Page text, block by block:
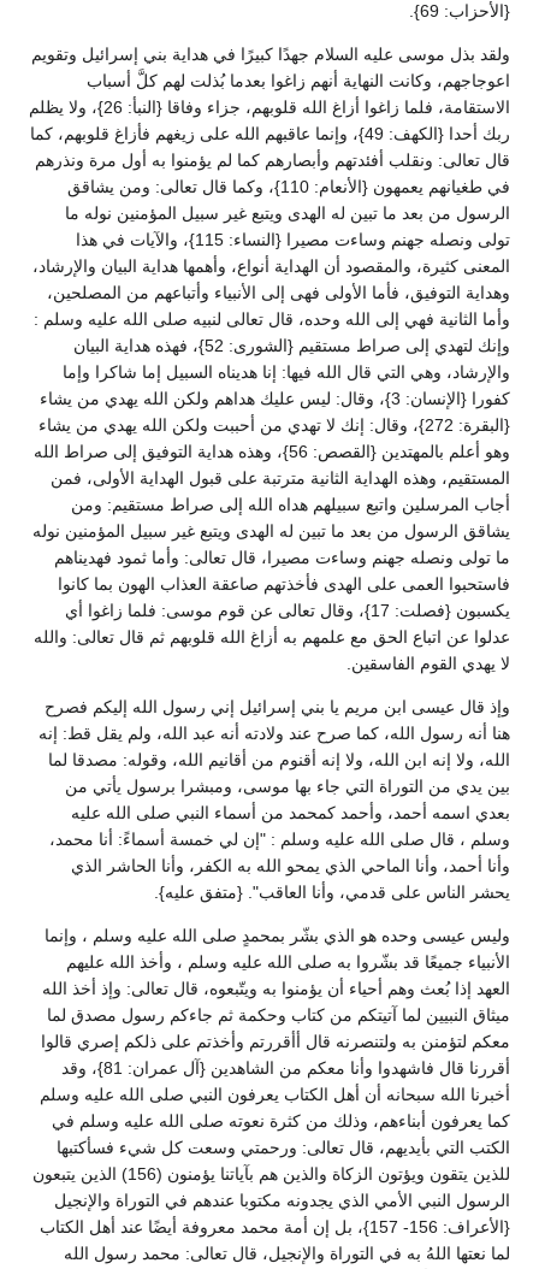
{الأحزاب: 69}.
ولقد بذل موسى عليه السلام جهدًا كبيرًا في هداية بني إسرائيل وتقويم
اعوجاجهم، وكانت النهاية أنهم زاغوا بعدما بُذلت لهم كلَّ أسباب
الاستقامة، فلما زاغوا أزاغ الله قلوبهم، جزاء وفاقا {النبأ: 26}، ولا يظلم
ربك أحدا {الكهف: 49}، وإنما عاقبهم الله على زيغهم فأزاغ قلوبهم، كما
قال تعالى: ونقلب أفئدتهم وأبصارهم كما لم يؤمنوا به أول مرة ونذرهم
في طغيانهم يعمهون {الأنعام: 110}، وكما قال تعالى: ومن يشاقق
الرسول من بعد ما تبين له الهدى ويتبع غير سبيل المؤمنين نوله ما
تولى ونصله جهنم وساءت مصيرا {النساء: 115}، والآيات في هذا
المعنى كثيرة، والمقصود أن الهداية أنواع، وأهمها هداية البيان والإرشاد،
وهداية التوفيق، فأما الأولى فهى إلى الأنبياء وأتباعهم من المصلحين،
وأما الثانية فهي إلى الله وحده، قال تعالى لنبيه صلى الله عليه وسلم :
وإنك لتهدي إلى صراط مستقيم {الشورى: 52}، فهذه هداية البيان
والإرشاد، وهي التي قال الله فيها: إنا هديناه السبيل إما شاكرا وإما
كفورا {الإنسان: 3}، وقال: ليس عليك هداهم ولكن الله يهدي من يشاء
{البقرة: 272}، وقال: إنك لا تهدي من أحببت ولكن الله يهدي من يشاء
وهو أعلم بالمهتدين {القصص: 56}، وهذه هداية التوفيق إلى صراط الله
المستقيم، وهذه الهداية الثانية مترتبة على قبول الهداية الأولى، فمن
أجاب المرسلين واتبع سبيلهم هداه الله إلى صراط مستقيم: ومن
يشاقق الرسول من بعد ما تبين له الهدى ويتبع غير سبيل المؤمنين نوله
ما تولى ونصله جهنم وساءت مصيرا، قال تعالى: وأما ثمود فهديناهم
فاستحبوا العمى على الهدى فأخذتهم صاعقة العذاب الهون بما كانوا
يكسبون {فصلت: 17}، وقال تعالى عن قوم موسى: فلما زاغوا أي
عدلوا عن اتباع الحق مع علمهم به أزاغ الله قلوبهم ثم قال تعالى: والله
لا يهدي القوم الفاسقين.
وإذ قال عيسى ابن مريم يا بني إسرائيل إني رسول الله إليكم فصرح
هنا أنه رسول الله، كما صرح عند ولادته أنه عبد الله، ولم يقل قط: إنه
الله، ولا إنه ابن الله، ولا إنه أقنوم من أقانيم الله، وقوله: مصدقا لما
بين يدي من التوراة التي جاء بها موسى، ومبشرا برسول يأتي من
بعدي اسمه أحمد، وأحمد كمحمد من أسماء النبي صلى الله عليه
وسلم ، قال صلى الله عليه وسلم : "إن لي خمسة أسماءً: أنا محمد،
وأنا أحمد، وأنا الماحي الذي يمحو الله به الكفر، وأنا الحاشر الذي
يحشر الناس على قدمي، وأنا العاقب". {متفق عليه}.
وليس عيسى وحده هو الذي بشّر بمحمدٍ صلى الله عليه وسلم ، وإنما
الأنبياء جميعًا قد بشّروا به صلى الله عليه وسلم ، وأخذ الله عليهم
العهد إذا بُعث وهم أحياء أن يؤمنوا به ويتّبعوه، قال تعالى: وإذ أخذ الله
ميثاق النبيين لما آتيتكم من كتاب وحكمة ثم جاءكم رسول مصدق لما
معكم لتؤمنن به ولتنصرنه قال أأقررتم وأخذتم على ذلكم إصري قالوا
أقررنا قال فاشهدوا وأنا معكم من الشاهدين {آل عمران: 81}، وقد
أخبرنا الله سبحانه أن أهل الكتاب يعرفون النبي صلى الله عليه وسلم
كما يعرفون أبناءهم، وذلك من كثرة نعوته صلى الله عليه وسلم في
الكتب التي بأيديهم، قال تعالى: ورحمتي وسعت كل شيء فسأكتبها
للذين يتقون ويؤتون الزكاة والذين هم بآياتنا يؤمنون (156) الذين يتبعون
الرسول النبي الأمي الذي يجدونه مكتوبا عندهم في التوراة والإنجيل
{الأعراف: 156- 157}، بل إن أمة محمد معروفة أيضًا عند أهل الكتاب
لما نعتها اللهُ به في التوراة والإنجيل، قال تعالى: محمد رسول الله